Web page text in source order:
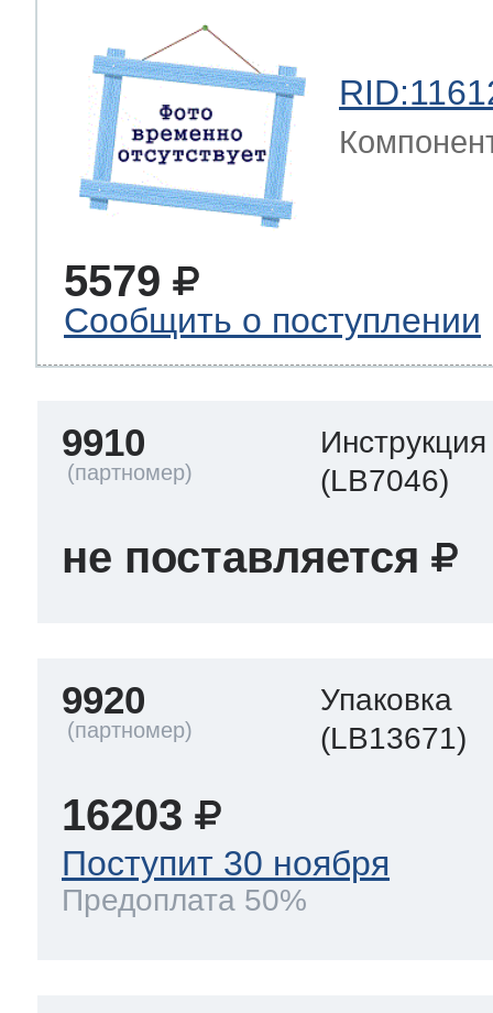
5579
Сообщить о поступлении
9910
(LB7046)
не поставляется
9920
Упаковка
(LB13671)
16203
Поступит 30 ноября
Предоплата 50%